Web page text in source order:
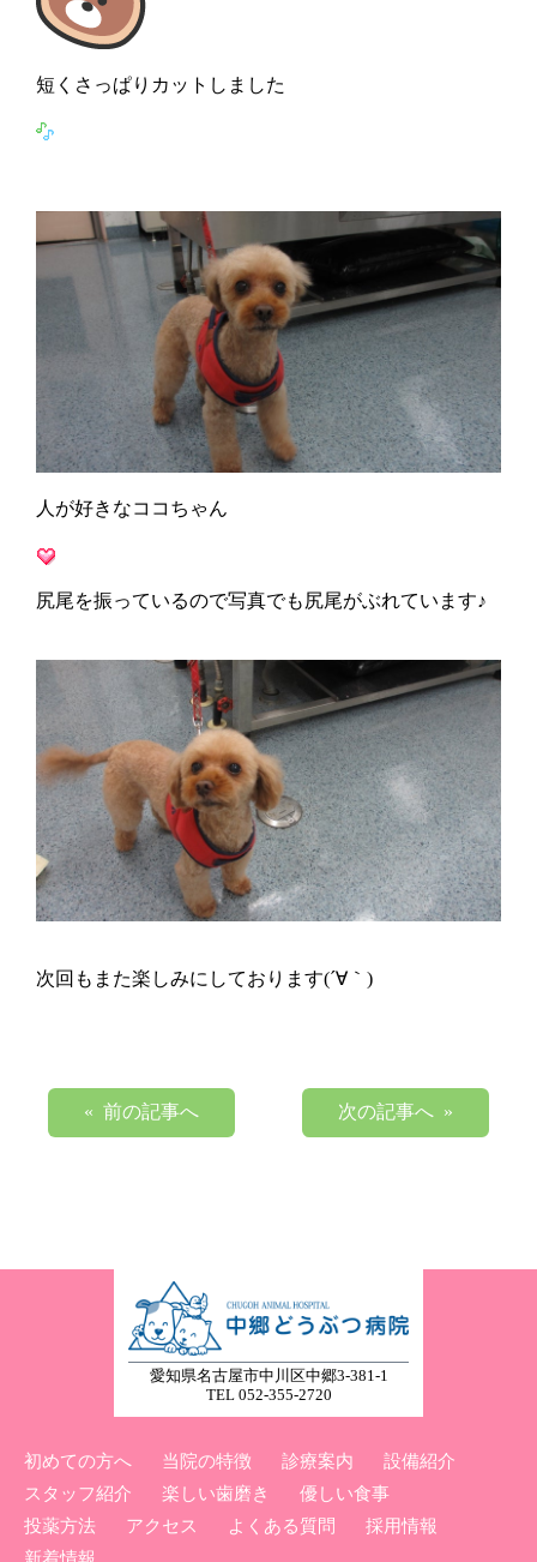
短くさっぱりカットしました
人が好きなココちゃん
尻尾を振っているので写真でも尻尾がぶれています♪
次回もまた楽しみにしております(´∀｀)
« 前の記事へ 次の記事へ »
愛知県名古屋市中川区中郷3-381-1
TEL 052-355-2720
初めての方へ 当院の特徴 診療案内
設備紹介
スタッフ紹介
楽しい歯磨き
優しい食事
投薬方法
アクセス よくある質問
採用情報
新着情報